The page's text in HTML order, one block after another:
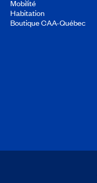
Mobilité
Habitation
Boutique CAA-Québec